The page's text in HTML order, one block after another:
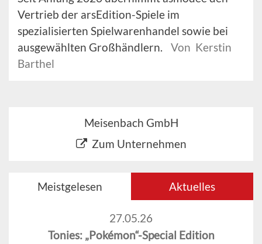
Vertrieb der arsEdition-Spiele im
spezialisierten Spielwarenhandel sowie bei
ausgewählten Großhändlern.
Von Kerstin
Barthel
Meisenbach GmbH
Zum Unternehmen
Meistgelesen Aktuelles
27.05.26
Tonies: „Pokémon“-Special Edition